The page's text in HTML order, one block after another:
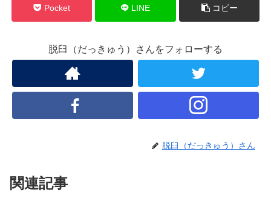
Pocket LINE コピー
脱臼（だっきゅう）さんをフォローする
脱臼（だっきゅう）さん
関連記事